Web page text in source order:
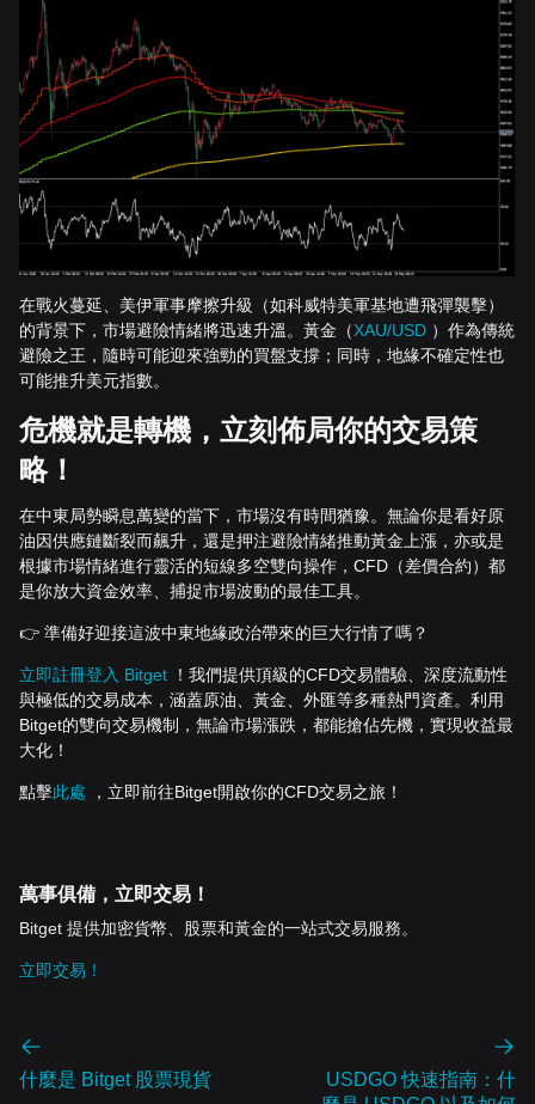
在戰火蔓延、美伊軍事摩擦升級（如科威特美軍基地遭飛彈襲擊）
的背景下，市場避險情緒將迅速升溫。黃金（XAU/USD ）作為傳統
避險之王，隨時可能迎來強勁的買盤支撐；同時，地緣不確定性也
可能推升美元指數。
危機就是轉機，立刻佈局你的交易策
略！
在中東局勢瞬息萬變的當下，市場沒有時間猶豫。無論你是看好原
油因供應鏈斷裂而飆升，還是押注避險情緒推動黃金上漲，亦或是
根據市場情緒進行靈活的短線多空雙向操作，CFD（差價合約）都
是你放大資金效率、捕捉市場波動的最佳工具。
👉 準備好迎接這波中東地緣政治帶來的巨大行情了嗎？
立即註冊登入 Bitget
！我們提供頂級的CFD交易體驗、深度流動性
與極低的交易成本，涵蓋原油、黃金、外匯等多種熱門資產。利用
Bitget的雙向交易機制，無論市場漲跌，都能搶佔先機，實現收益最
大化！
點擊此處 ，立即前往Bitget開啟你的CFD交易之旅！
萬事俱備，立即交易！
Bitget 提供加密貨幣、股票和黃金的一站式交易服務。
立即交易！
什麼是 Bitget 股票現貨
USDGO 快速指南：什